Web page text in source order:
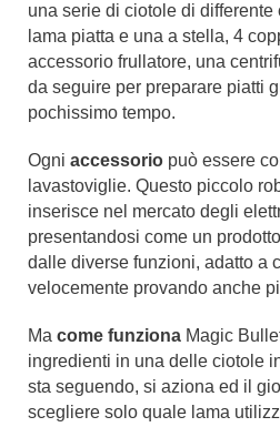
una serie di ciotole di
lama piatta e una a stella, 4
accessorio frullatore, una
da seguire per preparare piatti
pochissimo tempo.
Ogni accessorio può essere
lavastoviglie. Questo piccolo
inserisce nel mercato degli
presentandosi come un
dalle diverse funzioni, adatto a
velocemente provando anche
Ma come funziona Magic
ingredienti in una delle ciotole
sta seguendo, si aziona ed il
scegliere solo quale lama